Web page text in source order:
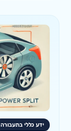
ידע כללי בתעבורה